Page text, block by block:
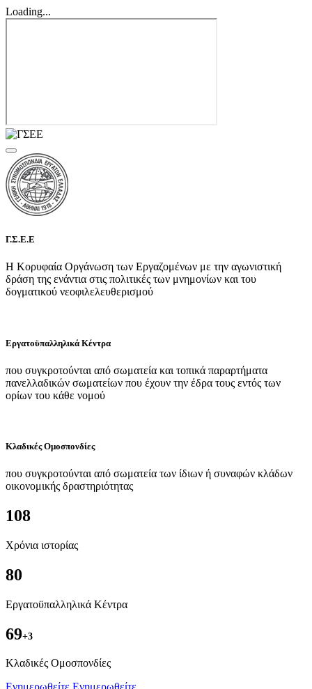
Loading...
Γ.Σ.Ε.Ε
Η Κορυφαία Οργάνωση των Εργαζομένων με την αγωνιστική
δράση της ενάντια στις πολιτικές των μνημονίων και του
δογματικού νεοφιλελευθερισμού
Εργατοϋπαλληλικά Κέντρα
που συγκροτούνται από σωματεία και τοπικά παραρτήματα
πανελλαδικών σωματείων που έχουν την έδρα τους εντός των
ορίων του κάθε νομού
Κλαδικές Ομοσπονδίες
που συγκροτούνται από σωματεία των ίδιων ή συναφών κλάδων
οικονομικής δραστηριότητας
108
Χρόνια ιστορίας
80
Εργατοϋπαλληλικά Κέντρα
69+3
Kλαδικές Ομοσπονδίες